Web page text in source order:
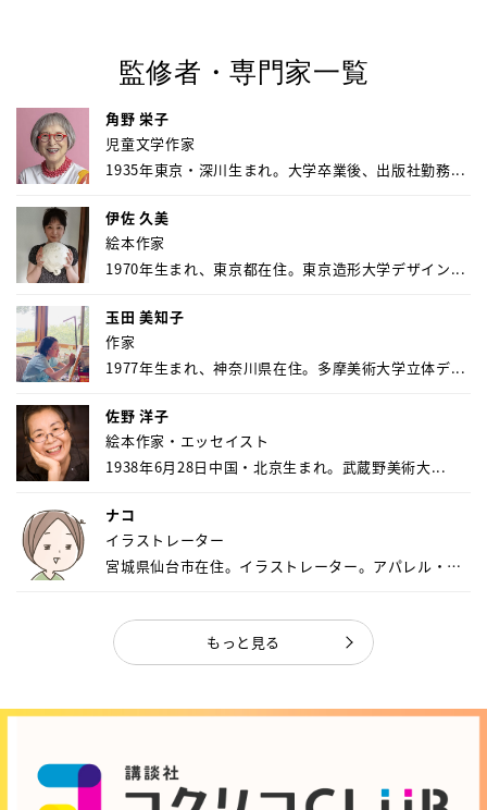
監修者・専門家一覧
角野 栄子
児童文学作家
1935年東京・深川生まれ。大学卒業後、出版社勤務...
伊佐 久美
絵本作家
1970年生まれ、東京都在住。東京造形大学デザイン...
玉田 美知子
作家
1977年生まれ、神奈川県在住。多摩美術大学立体デ...
佐野 洋子
絵本作家・エッセイスト
1938年6月28日中国・北京生まれ。武蔵野美術大...
ナコ
イラストレーター
宮城県仙台市在住。イラストレーター。アパレル・キ
もっと見る